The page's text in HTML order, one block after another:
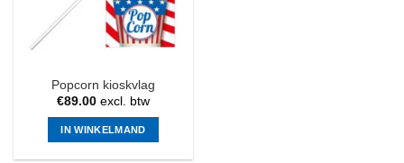
gekozen
worden
op
productpagina
Popcorn kioskvlag
€89.00 excl. btw
IN WINKELMAND